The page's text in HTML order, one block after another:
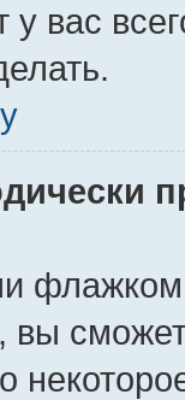
у вас
, вы